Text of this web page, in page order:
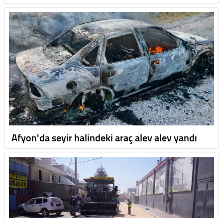
Afyon'da seyir halindeki araç alev alev yandı